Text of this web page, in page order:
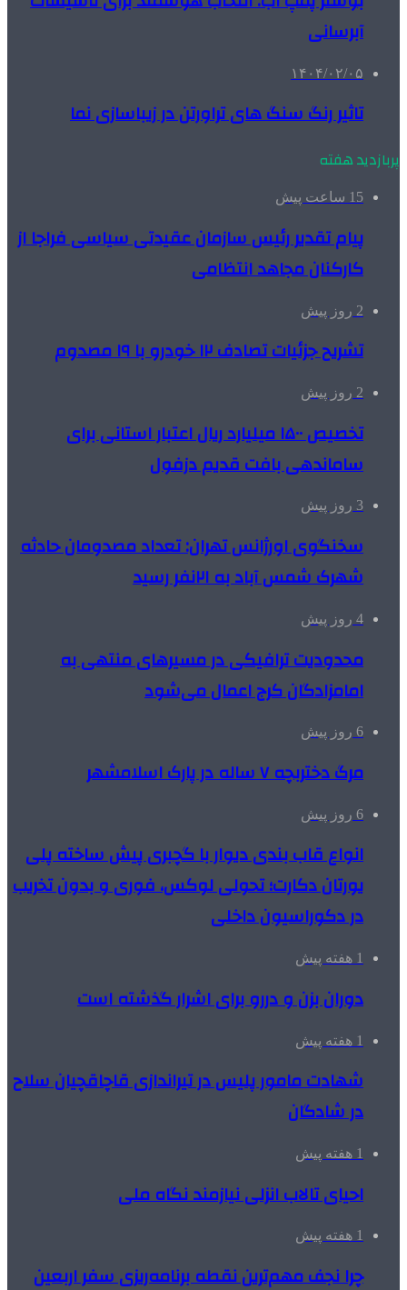
آبرسانی
۱۴۰۴/۰۲/۰۵
تاثیر رنگ سنگ های تراورتن در زیباسازی نما
پربازدید هفته
15 ساعت پیش
پیام تقدیر رئیس سازمان عقیدتی سیاسی فراجا از
کارکنان مجاهد انتظامی
2 روز پیش
تشریح جزئیات تصادف ۱۲ خودرو با ۱۹ مصدوم
2 روز پیش
تخصیص ۱۵۰۰ میلیارد ریال اعتبار استانی برای
ساماندهی بافت قدیم دزفول
3 روز پیش
سخنگوی اورژانس تهران: تعداد مصدومان حادثه
شهرک شمس آباد به ۲۱نفر رسید
4 روز پیش
محدودیت ترافیکی در مسیرهای منتهی به
امامزادگان کرج اعمال می‌شود
6 روز پیش
مرگ دختربچه ۷ ساله در پارک اسلامشهر
6 روز پیش
انواع قاب بندی دیوار با گچبری پیش ساخته پلی
یورتان دکارت؛ تحولی لوکس، فوری و بدون تخریب
در دکوراسیون داخلی
1 هفته پیش
دوران بزن و دررو برای اشرار گذشته است
1 هفته پیش
شهادت مامور پلیس در تیراندازی قاچاقچیان سلاح
در شادگان
1 هفته پیش
احیای تالاب انزلی نیازمند نگاه ملی
1 هفته پیش
چرا نجف مهم‌ترین نقطه برنامه‌ریزی سفر اربعین